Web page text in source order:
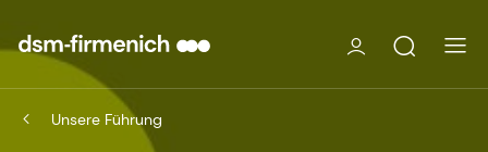
Unsere Führung